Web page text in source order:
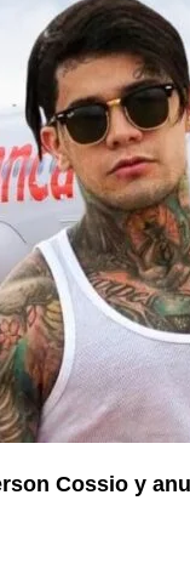
al entramado
para la posesión
LO ÚLTIMO
Cossio y